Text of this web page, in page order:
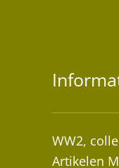
WW2,
Artikelen